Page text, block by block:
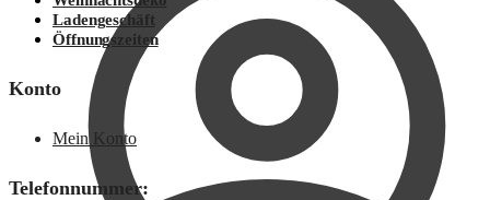
Ladengeschäft
Öffnungszeiten
Konto
Mein Konto
Telefonnummer: